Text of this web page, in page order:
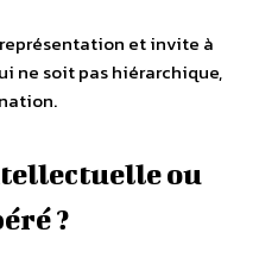
et invite à
ne soit pas hiérarchique,
ou
?